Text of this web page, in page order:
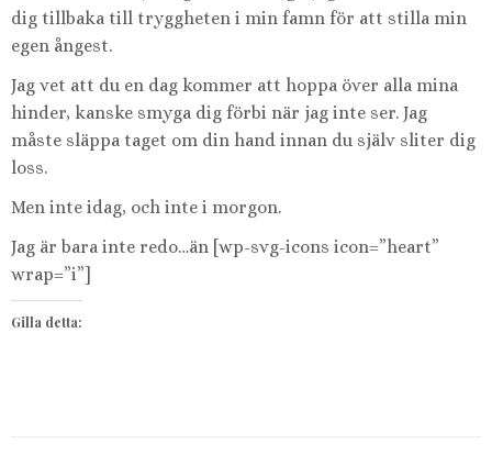
dig tillbaka till tryggheten i min famn för att stilla min
egen ångest.
Jag vet att du en dag kommer att hoppa över alla mina
hinder, kanske smyga dig förbi när jag inte ser. Jag
måste släppa taget om din hand innan du själv sliter dig
loss.
Men inte idag, och inte i morgon.
Jag är bara inte redo…än [wp-svg-icons icon=”heart”
wrap=”i”]
Gilla detta: